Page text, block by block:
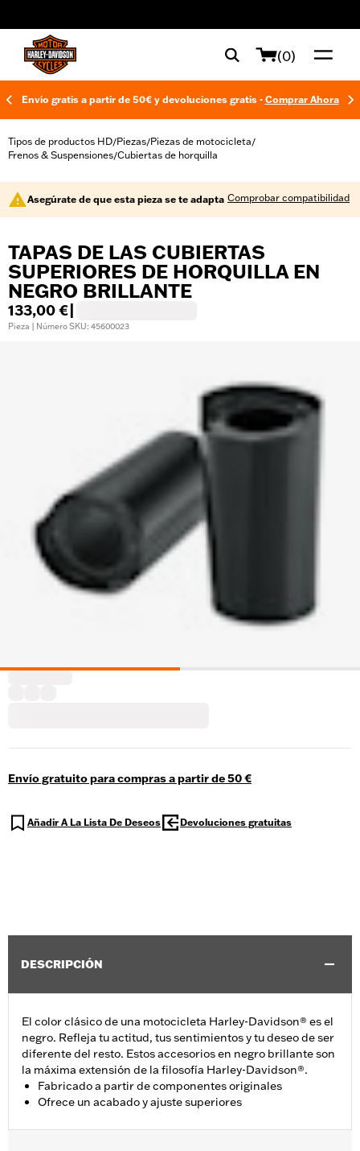
(0)
Envío gratis a partir de 50€ y devoluciones gratis - Comprar Ahora
Tipos de productos HD/Piezas/Piezas de motocicleta/
Frenos & Suspensiones/Cubiertas de horquilla
Asegúrate de que esta pieza se te adapta Comprobar compatibilidad
TAPAS DE LAS CUBIERTAS
SUPERIORES DE HORQUILLA EN
NEGRO BRILLANTE
133,00 €
Pieza | Número SKU: 45600023
Envío gratuito para compras a partir de 50 €
Añadir A La Lista De Deseos Devoluciones gratuitas
DESCRIPCIÓN
El color clásico de una motocicleta Harley-Davidson® es el
negro. Refleja tu actitud, tus sentimientos y tu deseo de ser
diferente del resto. Estos accesorios en negro brillante son
la máxima extensión de la filosofía Harley-Davidson®.
Fabricado a partir de componentes originales
Ofrece un acabado y ajuste superiores